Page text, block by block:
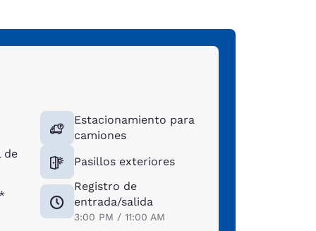
de
Estacionamiento para
camiones
Pasillos exteriores
Registro de
entrada/salida
3:00 PM / 11:00 AM